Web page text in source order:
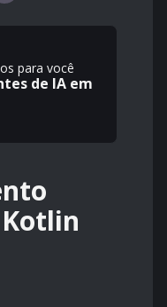
para você
de IA em